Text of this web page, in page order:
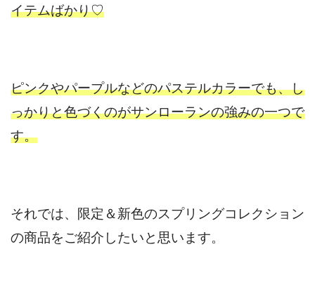
イテムばかり♡
ピンクやパープルなどのパステルカラーでも、し
っかりと色づくのがサンローランの強みの一つで
す。
それでは、限定＆新色のスプリングコレクション
の商品をご紹介したいと思います。